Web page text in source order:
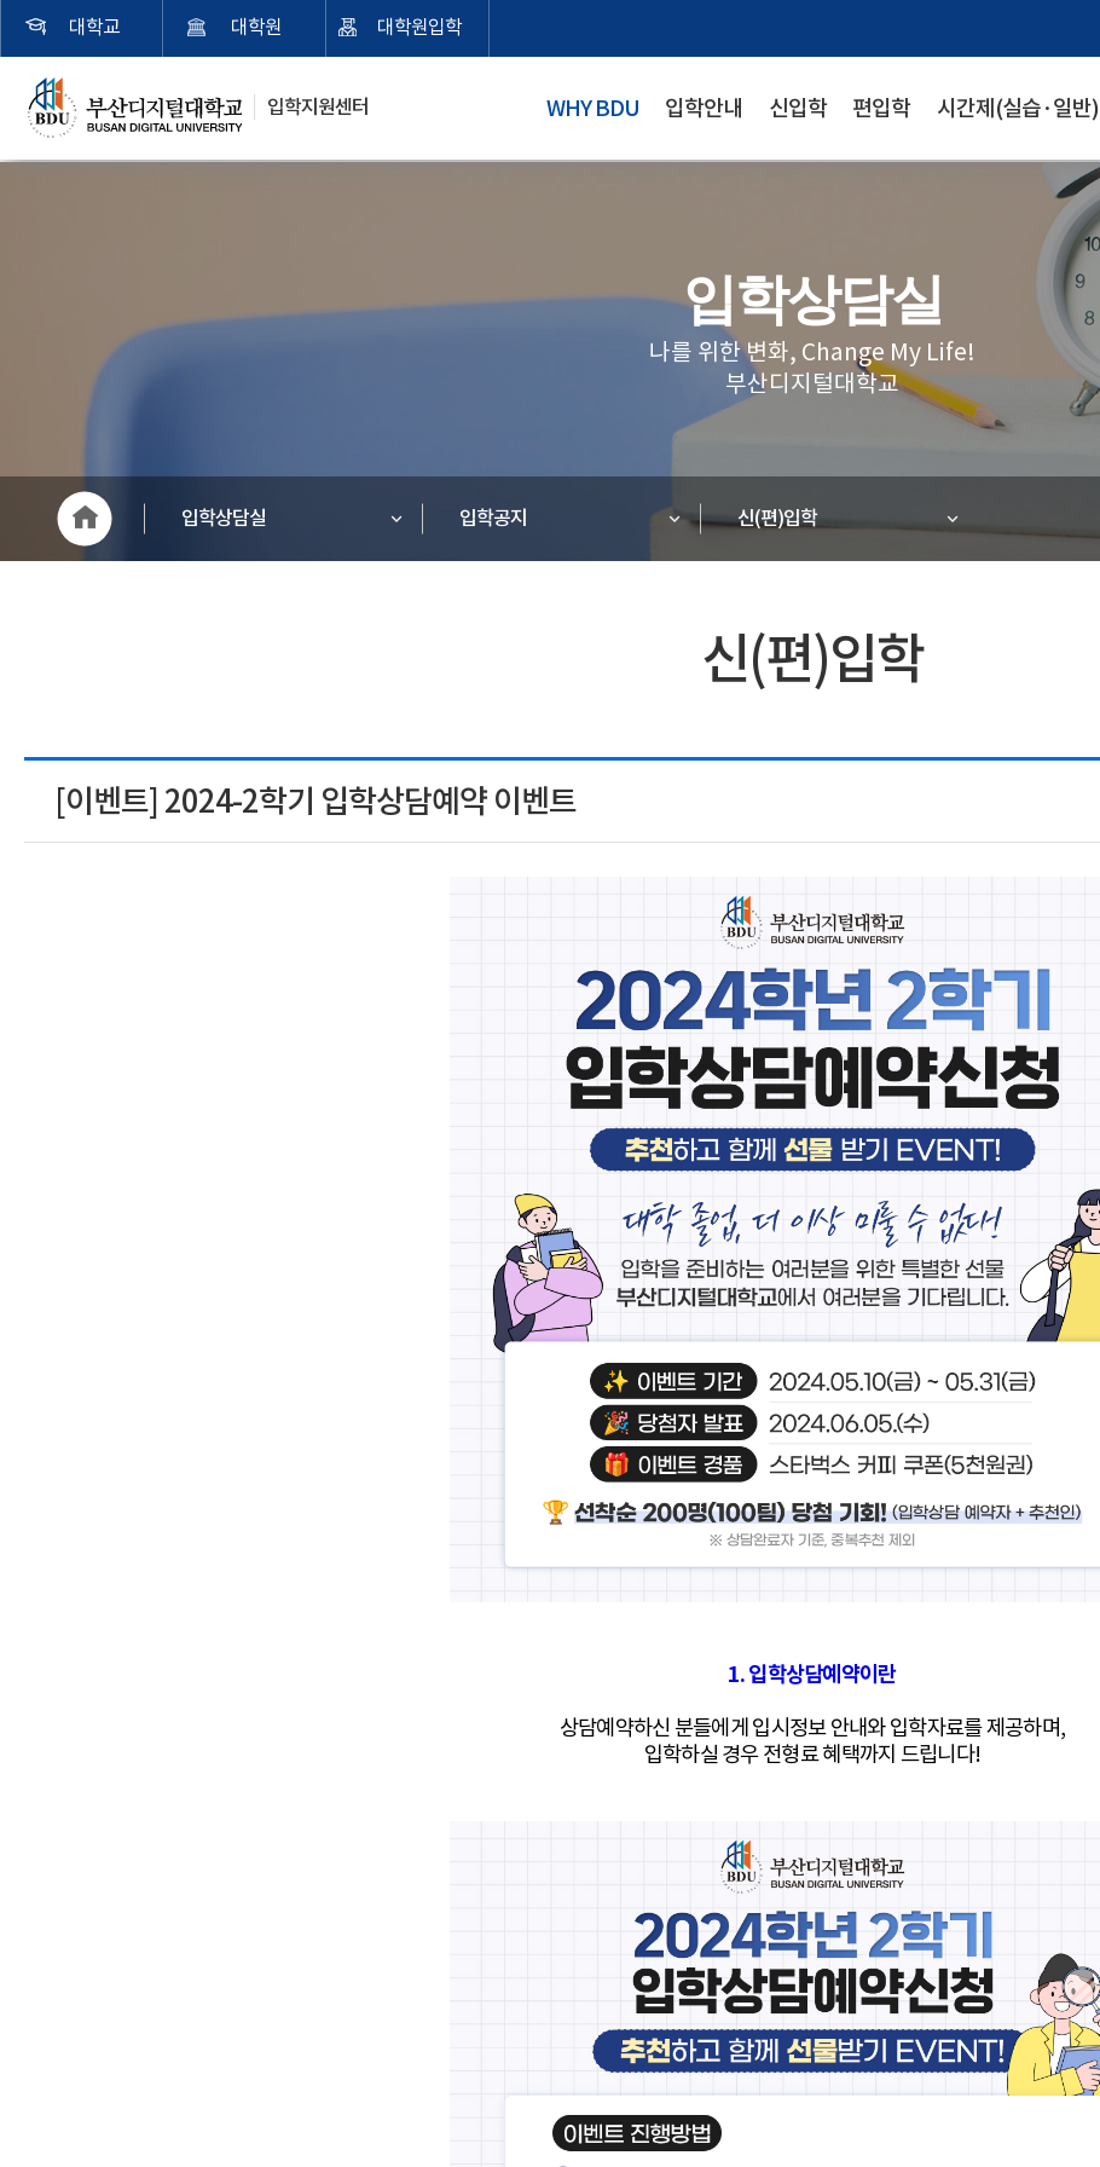
입학지원센터
대학교 대학원 대학원입학
WHY BDU 입학안내 신입학 편입학 시간제(실습·일반)
입학상담실
나를 위한 변화, Change My Life!
부산디지털대학교
입학상담실 입학공지 신(편)입학
신(편)입학
[이벤트] 2024-2학기 입학상담예약 이벤트
1. 입학상담예약이란
상담예약하신 분들에게 입시정보 안내와 입학자료를 제 공하며,
입학하실 경우전형료혜 택까지 드립니다!